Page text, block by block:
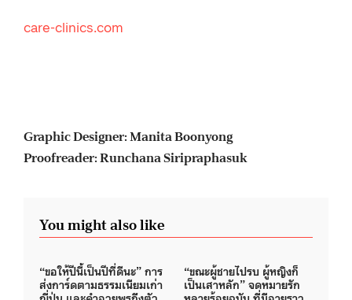
care-clinics.com
Graphic Designer: Manita Boonyong
Proofreader: Runchana Siripraphasuk
You might also like
“ขอให้ปีนี้เป็นปีที่ดีนะ” การ
ส่งการ์ดตามธรรมเนียมเก่า
“ขณะผู้ชายไปรบ ผู้หญิงก็
เป็นเสาหลัก” จดหมายรัก